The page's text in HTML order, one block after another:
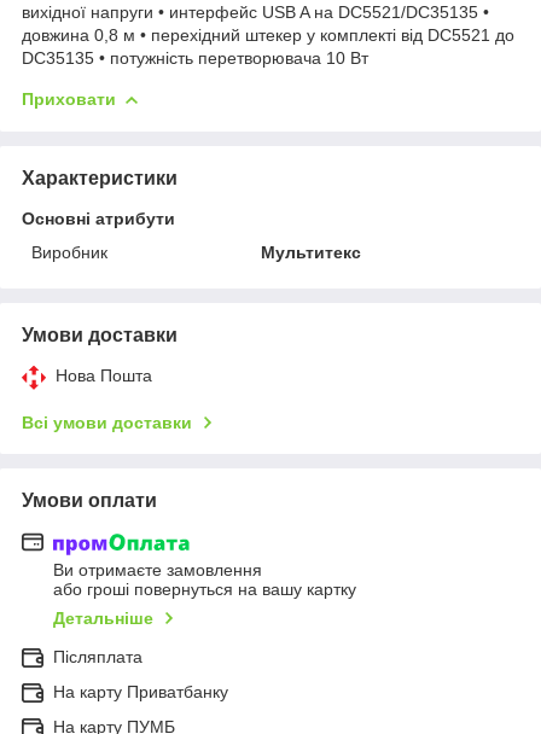
вихідної напруги • интерфейс USB A на DC5521/DC35135 •
довжина 0,8 м • перехідний штекер у комплекті від DC5521 до
DC35135 • потужність перетворювача 10 Вт
Приховати
Характеристики
Основні атрибути
Виробник
Мультитекс
Умови доставки
Нова Пошта
Всі умови доставки
Умови оплати
Ви отримаєте замовлення
або гроші повернуться на вашу картку
Детальніше
Післяплата
На карту Приватбанку
На карту ПУМБ